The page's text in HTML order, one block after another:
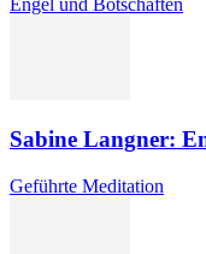
Sabine Langner:
Geführte Meditation